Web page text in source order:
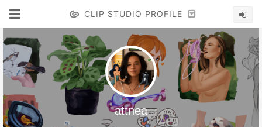
CLIP STUDIO PROFILE
attnea